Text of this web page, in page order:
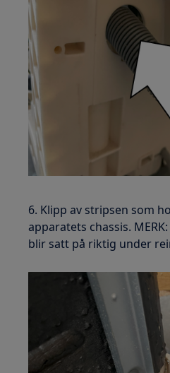
6. Klipp av stripsen som
apparatets chassis.
blir satt på riktig under